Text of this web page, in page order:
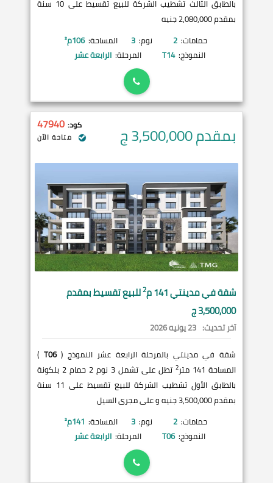
بالطابق الثالث تشطيب الشركة للبيع تقسيط على 10 سنة
بمقدم 2,080,000 جنيه
حمامات: 2 نوم: 3 المساحة: 106م²
النموذج: T14 المرحلة: الرابعة عشر
بمقدم 3,500,000 ج كود: 47940
متاحة الآن
شقة فيمدينتي 2للبيع تقسيط بمقدم
3,500,000 ج
آخر تحديث: 23 يونيه 2026
شقة في مدينتي بالمرحلة الرابعة عشر النموذج (T06
)
المساحة 141 متر
2
تطل على تشمل 3 نوم 2 حمام 2 بلكونة
بالطابق الأول تشطيب الشركة للبيع تقسيط على 11 سنة
بمقدم 3,500,000 جنيه و على مجرى السيل
حمامات: 2 نوم: 3 المساحة: 141م²
النموذج: T06 المرحلة: الرابعة عشر